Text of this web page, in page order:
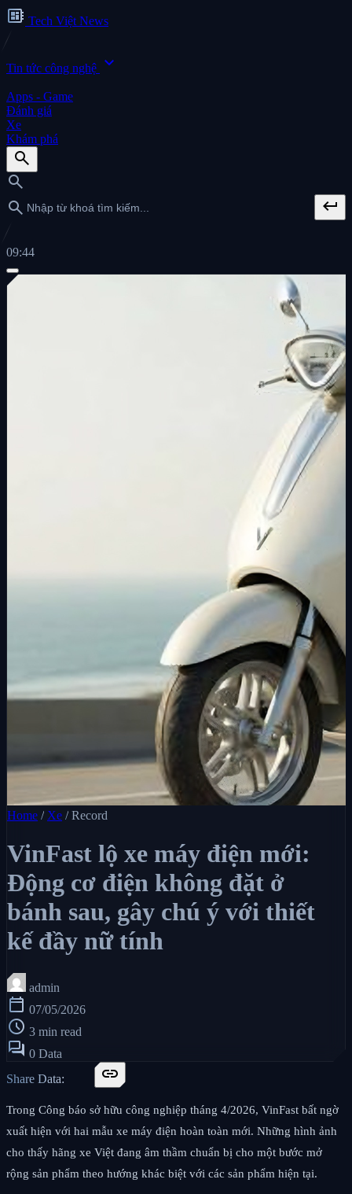
developer_board Tech Việt News
Tin tức công nghệ expand_more
Apps - Game
Đánh giá
Xe
Khám phá
search
search
search
keyboard_return
09:44
Home / Xe / Record
VinFast lộ xe máy điện mới:
Động cơ điện không đặt ở
bánh sau, gây chú ý với thiết
kế đầy nữ tính
admin
calendar_today 07/05/2026
schedule 3 min read
forum 0 Data
Share Data:
link
Trong Công báo sở hữu công nghiệp tháng 4/2026, VinFast bất ngờ
xuất hiện với hai mẫu xe máy điện hoàn toàn mới. Những hình ảnh
cho thấy hãng xe Việt đang âm thầm chuẩn bị cho một bước mở
rộng sản phẩm theo hướng khác biệt với các sản phẩm hiện tại.